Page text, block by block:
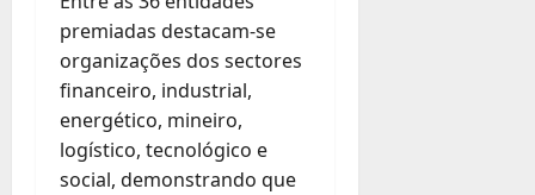
premiadas destacam-se
organizações dos sectores
financeiro, industrial,
energético, mineiro,
logístico, tecnológico e
social, demonstrando que